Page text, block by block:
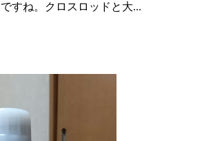
すね。クロスロッドと大...